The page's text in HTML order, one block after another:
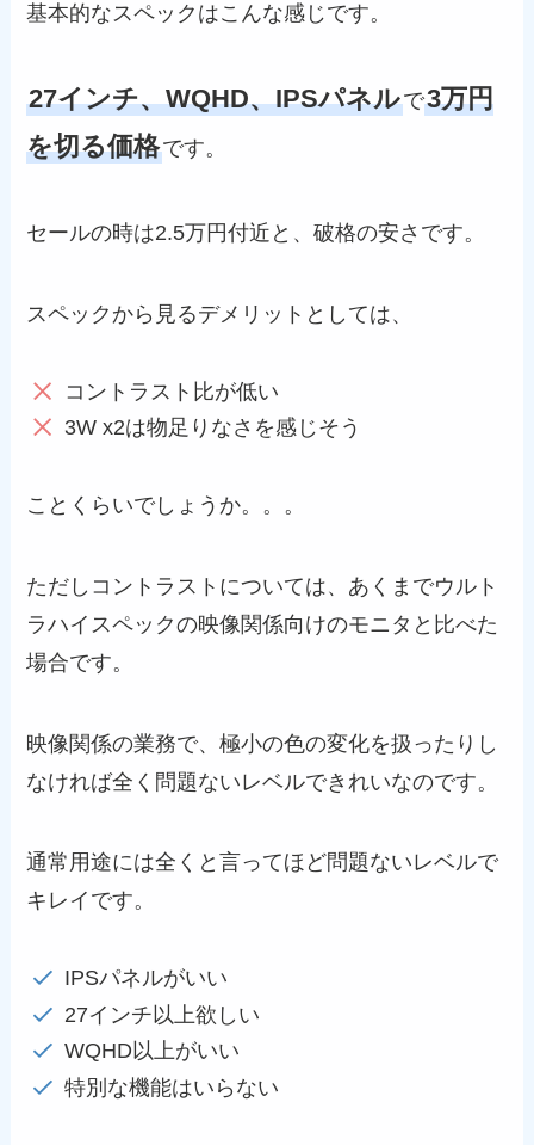
基本的なスペックはこんな感じです。
27インチ、WQHD、IPSパネルで3万円
を切る価格です。
セールの時は2.5万円付近と、破格の安さです。
スペックから見るデメリットとしては、
コントラスト比が低い
3W x2は物足りなさを感じそう
ことくらいでしょうか。。。
ただしコントラストについては、あくまでウルト
ラハイスペックの映像関係向けのモニタと比べた
場合です。
映像関係の業務で、極小の色の変化を扱ったりし
なければ全く問題ないレベルできれいなのです。
通常用途には全くと言ってほど問題ないレベルで
キレイです。
IPSパネルがいい
27インチ以上欲しい
WQHD以上がいい
特別な機能はいらない